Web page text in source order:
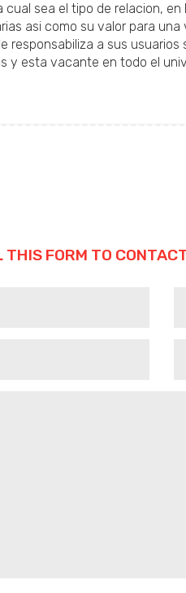
cual sea el tipo de relacion,
asi­ como su valor para
responsabiliza a sus
y esta vacante en todo el
THIS FORM TO